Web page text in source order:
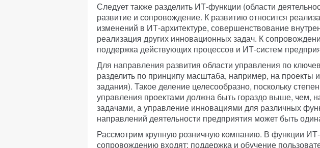
Следует также разделить ИТ-функции (области
развитие и сопровождение. К развитию относится
изменений в ИТ-архитектуре, совершенствование
реализация других инновационных задач. К
поддержка действующих процессов и ИТ-систем
Для направления развития области управления по
разделить по принципу масштаба, например, на проекты
задания). Такое деление целесообразно, поскольку
управления проектами должна быть гораздо выше, чем,
задачами, а управление инновациями для различных
направлений деятельности предприятия может быть
Рассмотрим крупную розничную компанию. В функции
сопровождению входят: поддержка и обучение